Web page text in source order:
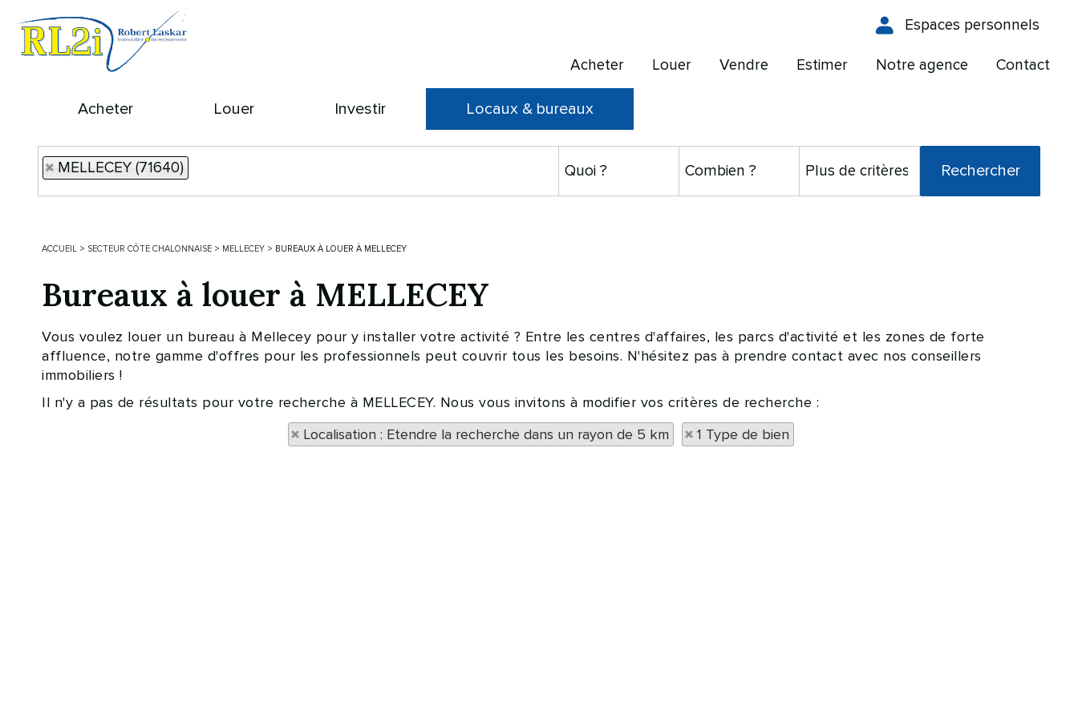
Espaces personnels
Acheter Louer Vendre Estimer Notre agence Contact
Acheter Louer Investir Locaux & bureaux
MELLECEY (71640)
ACCUEIL > SECTEUR CÔTE CHALONNAISE > MELLECEY > BUREAUX À LOUER À MELLECEY
Bureaux à louer à MELLECEY
Vous voulez louer un bureau à Mellecey pour y installer votre activité ? Entre les centres d'affaires, les parcs d'activité et les zones de forte
affluence, notre gamme d'offres pour les professionnels peut couvrir tous les besoins. N'hésitez pas à prendre contact avec nos conseillers
immobiliers !
Il n'y a pas de résultats pour votre recherche à MELLECEY. Nous vous invitons à modifier vos critères de recherche :
Localisation : Etendre la recherche dans un rayon de 5 km
1 Type de bien